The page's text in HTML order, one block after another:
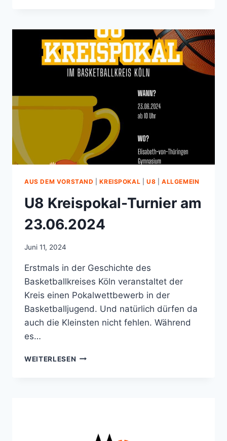
IN
DIE
FINALS!
AUS DEM VORSTAND |KREISPOKAL |U8 |ALLGEMEIN
U8 Kreispokal-Turnier am
23.06.2024
Juni 11, 2024
Erstmals in der Geschichte des
Basketballkreises Köln veranstaltet der
Kreis einen Pokalwettbewerb in der
Basketballjugend. Und natürlich dürfen da
auch die Kleinsten nicht fehlen. Während
es…
WEITERLESEN U8